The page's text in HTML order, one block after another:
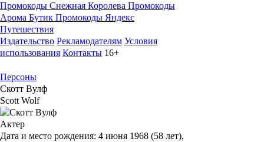
Промокоды Снежная Королева Промокоды
Арома Бутик Промокоды Яндекс
Путешествия
Издательство Рекламодателям Условия
использования Контакты 16+
Персоны
Скотт Вулф
Scott Wolf
Актер
Дата и место рождения: 4 июня 1968 (58 лет),